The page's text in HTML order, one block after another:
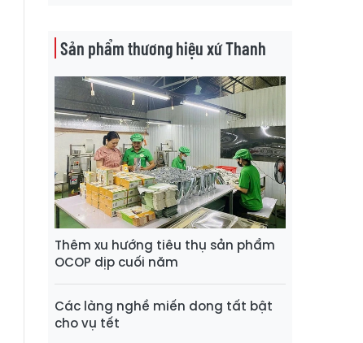
Sản phẩm thương hiệu xứ Thanh
Thêm xu hướng tiêu thụ sản phẩm
OCOP dịp cuối năm
Các làng nghề miến dong tất bật
cho vụ tết